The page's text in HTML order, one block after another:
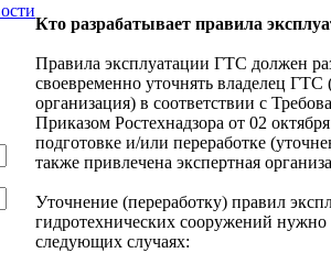
Кто разрабатывает правила
Правила эксплуатации ГТС должен
своевременно уточнять владелец
организация) в соответствии с
Приказом Ростехнадзора от 02
подготовке и/или переработке
также привлечена экспертная
Уточнение (переработку) правил
гидротехнических сооружений нужно
следующих случаях: